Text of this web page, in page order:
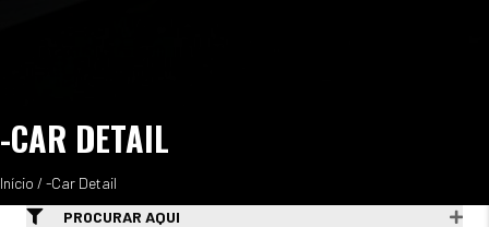
-CAR DETAIL
Início / -Car Detail
PROCURAR AQUI